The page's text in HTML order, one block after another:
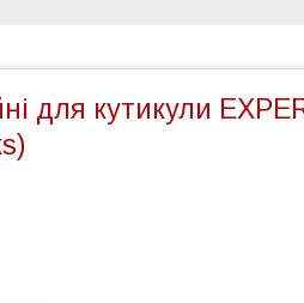
для кутикули